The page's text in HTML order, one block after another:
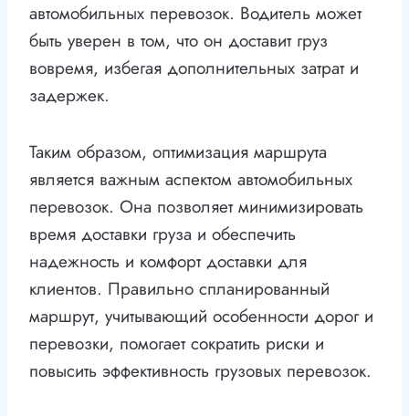
автомобильных перевозок. Водитель может
быть уверен в том, что он доставит груз
вовремя, избегая дополнительных затрат и
задержек.
Таким образом, оптимизация маршрута
является важным аспектом автомобильных
перевозок. Она позволяет минимизировать
время доставки груза и обеспечить
надежность и комфорт доставки для
клиентов. Правильно спланированный
маршрут, учитывающий особенности дорог и
перевозки, помогает сократить риски и
повысить эффективность грузовых перевозок.